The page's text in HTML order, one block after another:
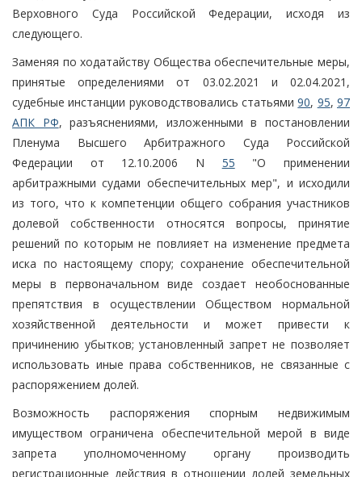
Верховного Суда Российской Федерации, исходя из
следующего.
Заменяя по ходатайству Общества обеспечительные меры,
принятые определениями от 03.02.2021 и 02.04.2021,
судебные инстанции руководствовались статьями90, 95,97
АПК РФ, разъяснениями, изложенными в постановлении
Пленума Высшего Арбитражного Суда Российской
Федерации от 12.10.2006 N 55 "О применении
арбитражными судами обеспечительных мер", и исходили
из того, что к компетенции общего собрания участников
долевой собственности относятся вопросы, принятие
решений по которым не повлияет на изменение предмета
иска по настоящему спору; сохранение обеспечительной
меры в первоначальном виде создает необоснованные
препятствия в осуществлении Обществом нормальной
хозяйственной деятельности и может привести к
причинению убытков; установленный запрет не позволяет
использовать иные права собственников, не связанные с
распоряжением долей.
Возможность распоряжения спорным недвижимым
имуществом ограничена обеспечительной мерой в виде
запрета уполномоченному органу производить
регистрационные действия в отношении долей земельных